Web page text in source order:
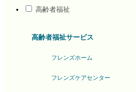
高齢者福祉
高齢者福祉サービス
フレンズホーム
フレンズケアセンター